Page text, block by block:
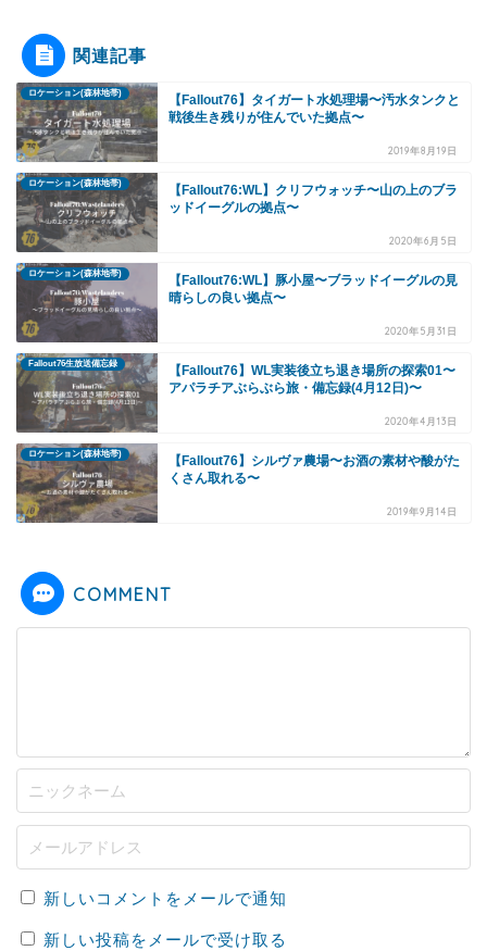
関連記事
ロケーション(森林地帯)
【Fallout76】タイガート水処理場〜汚水タンクと
戦後生き残りが住んでいた拠点〜
2019年8月19日
ロケーション(森林地帯)
【Fallout76:WL】クリフウォッチ〜山の上のブラ
ッドイーグルの拠点〜
2020年6月5日
ロケーション(森林地帯)
【Fallout76:WL】豚小屋〜ブラッドイーグルの見
晴らしの良い拠点〜
2020年5月31日
Fallout76生放送備忘録
【Fallout76】WL実装後立ち退き場所の探索01〜
アパラチアぶらぶら旅・備忘録(4月12日)〜
2020年4月13日
ロケーション(森林地帯)
【Fallout76】シルヴァ農場〜お酒の素材や酸がた
くさん取れる〜
2019年9月14日
COMMENT
新しいコメントをメールで通知
新しい投稿をメールで受け取る